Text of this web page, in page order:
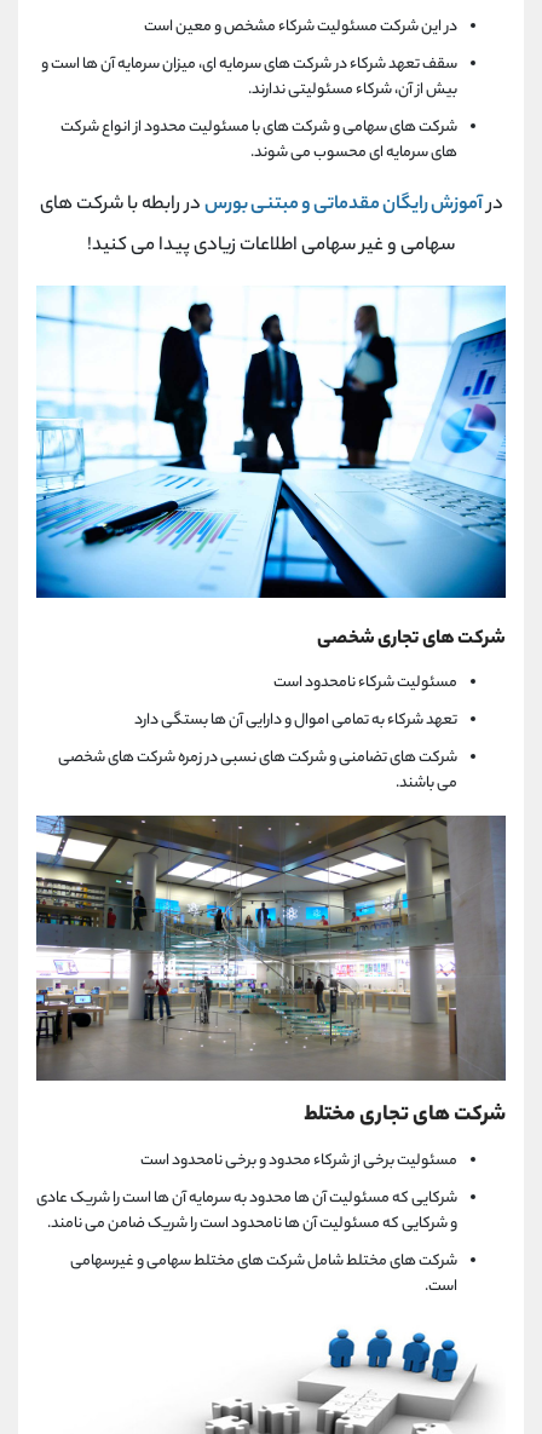
در این شرکت مسئولیت شرکاء مشخص و معین است
سقف تعهد شرکاء در شرکت های سرمایه ای، میزان سرمایه آن ها است و
بیش از آن، شرکاء مسئولیتی ندارند.
شرکت های سهامی و شرکت های با مسئولیت محدود از انواع شرکت
های سرمایه ای محسوب می شوند.
درآموزش رایگان مقدماتی و مبتنی بورسدر رابطه با شرکت های
سهامی و غیر سهامی اطلاعات زیادی پیدا می کنید!
شرکت های تجاری شخصی
مسئولیت شرکاء نامحدود است
تعهد شرکاء به تمامی اموال و دارایی آن ها بستگی دارد
شرکت های تضامنی و شرکت های نسبی در زمره شرکت های شخصی
می باشند.
شرکت های تجاری مختلط
مسئولیت برخی از شرکاء محدود و برخی نامحدود است
شرکایی که مسئولیت آن ها محدود به سرمایه آن ها است را شریک عادی
و شرکایی که مسئولیت آن ها نامحدود است را شریک ضامن می نامند.
شرکت های مختلط شامل شرکت های مختلط سهامی و غیرسهامی
است.